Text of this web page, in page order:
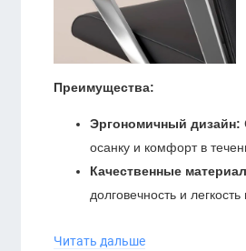
Преимущества:
Эргономичный дизайн:
осанку и комфорт в
Качественные
долговечность и легкость
подходящим для любого
Читать дальше